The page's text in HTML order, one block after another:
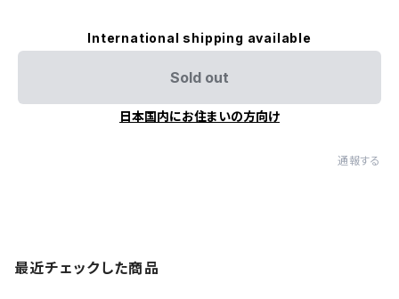
International shipping available
Sold out
日本国内にお住まいの方向け
通報する
最近チェックした商品